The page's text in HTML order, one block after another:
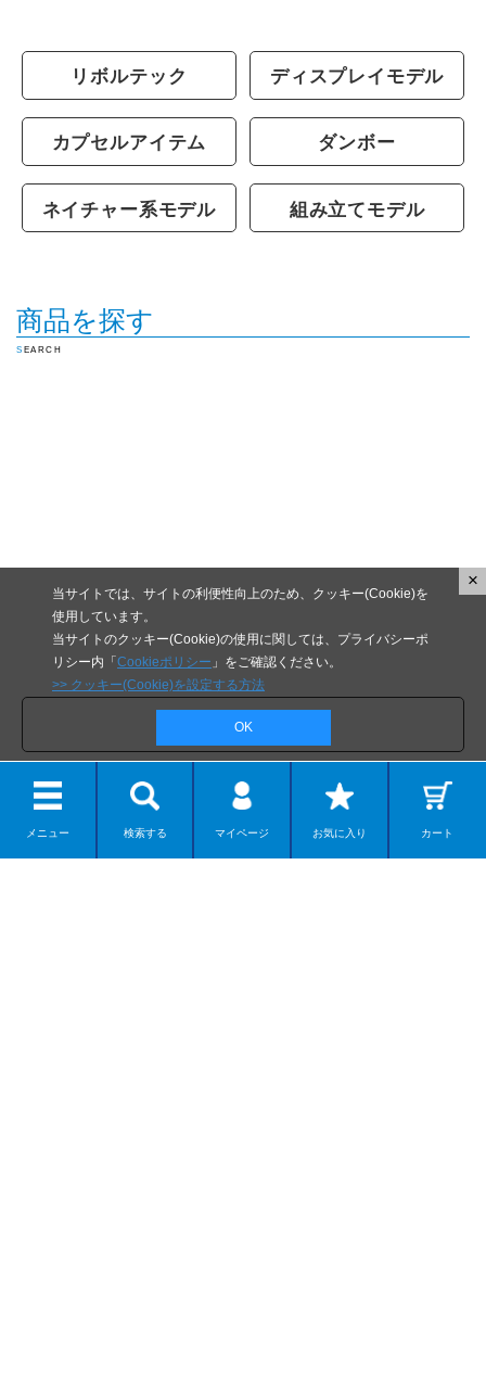
リボルテック ディスプレイモデル
カプセルアイテム ダンボー
ネイチャー系モデル 組み立てモデル
商品を探す
SEARCH
新商品・予約商品
海洋堂オンラインストア限定商品
メニュー 検索する マイページ お気に入り カート
当サイトでは、サイトの利便性向上のため、クッキー(Cookie)を
使用しています。
当サイトのクッキー(Cookie)の使用に関しては、プライバシーポ
リシー内「 Cookieポリシー 」をご確認ください。
>> クッキー(Cookie)を設定する方法
OK
×